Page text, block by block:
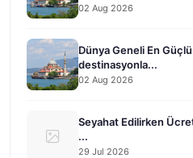
02 Aug 2026
Dünya Geneli En
destinasyonla...
02 Aug 2026
Seyahat Edilirken
...
29 Jul 2026